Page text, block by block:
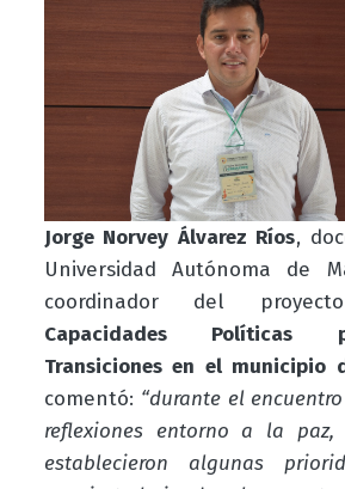
Jorge Norvey Álvarez Ríos,
Universidad Autónoma de
coordinador del
Capacidades Políticas
Transiciones en el municipio
comentó: “durante el
reflexiones entorno a la paz,
establecieron algunas